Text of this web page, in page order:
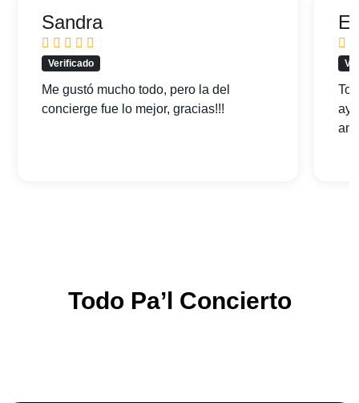
Sandra
Verificado
Me gustó mucho todo, pero la del
concierge fue lo mejor, gracias!!!
Todo Pa’l Concierto